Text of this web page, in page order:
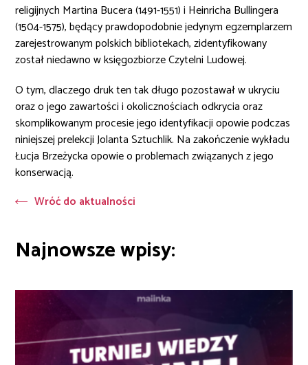
religijnych Martina Bucera (1491-1551) i Heinricha Bullingera
(1504-1575), będący prawdopodobnie jedynym egzemplarzem
zarejestrowanym polskich bibliotekach, zidentyfikowany
został niedawno w księgozbiorze Czytelni Ludowej.
O tym, dlaczego druk ten tak długo pozostawał w ukryciu
oraz o jego zawartości i okolicznościach odkrycia oraz
skomplikowanym procesie jego identyfikacji opowie podczas
niniejszej prelekcji Jolanta Sztuchlik. Na zakończenie wykładu
Łucja Brzeżycka opowie o problemach związanych z jego
konserwacją.
Wróć do aktualności
Najnowsze wpisy: